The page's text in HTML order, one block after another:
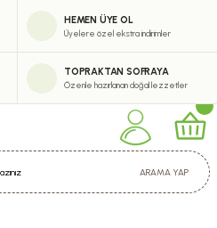
HEMEN ÜYE OL
Üyelere özel ekstra indirimler
TOPRAKTAN SOFRAYA
Özenle hazırlanan doğal lezzetler
ARAMA YAP